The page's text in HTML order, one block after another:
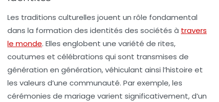
Les traditions culturelles jouent un rôle fondamental
dans la formation des identités des sociétés à travers
le monde. Elles englobent une variété de rites,
coutumes et célébrations qui sont transmises de
génération en génération, véhiculant ainsi l’histoire et
les valeurs d’une communauté. Par exemple, les
cérémonies de mariage varient significativement, d’un